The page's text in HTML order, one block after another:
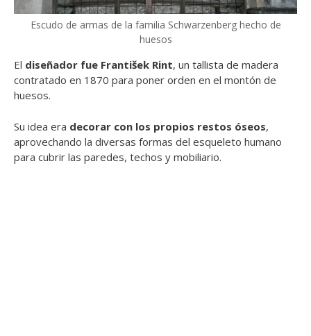
Escudo de armas de la familia Schwarzenberg hecho de
huesos
El diseñador fue František Rint, un tallista de madera
contratado en 1870 para poner orden en el montón de
huesos.
Su idea era decorar con los propios restos óseos,
aprovechando la diversas formas del esqueleto humano
para cubrir las paredes, techos y mobiliario.